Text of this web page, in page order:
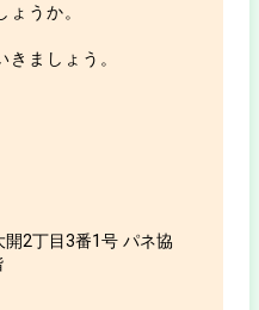
ょうか。
きましょう。
2丁目3番1号 パネ協